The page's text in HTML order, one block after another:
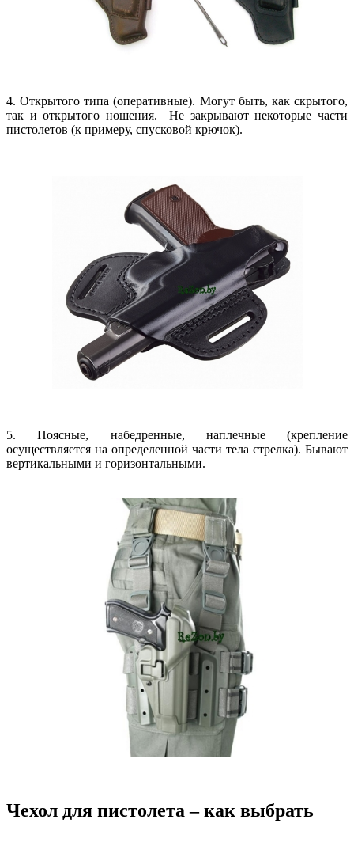
4. Открытого типа (оперативные). Могут быть, как скрытого,
так и открытого ношения. Не закрывают некоторые части
пистолетов (к примеру, спусковой крючок).
5. Поясные, набедренные, наплечные (крепление
осуществляется на определенной части тела стрелка). Бывают
вертикальными и горизонтальными.
Чехол для пистолета – как выбрать